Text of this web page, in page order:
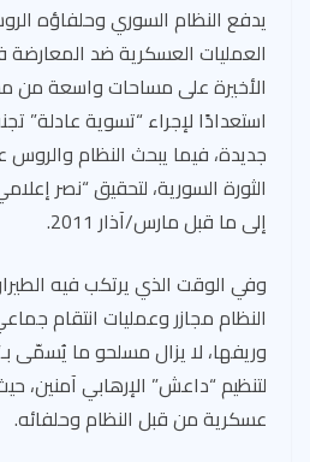
يدفع النظام السوري وحلفاؤه
العمليات العسكرية ضد
الأخيرة على مساحات واسعة من
استعدادًا لإجراء “تسوية عادلة”
جديدة، فيما يبحث النظام
الثورة السورية، لتحقيق “نصر
إلى ما قبل مارس/آذار 2011.
وفي الوقت الذي يرتكب فيه
النظام مجازر وعمليات انتقام
وريفها، لا يزال مسلحو ما يُسمّى
لتنظيم “داعش” الإرهابي آمنين،
عسكرية من قبل النظام وحلفائه.